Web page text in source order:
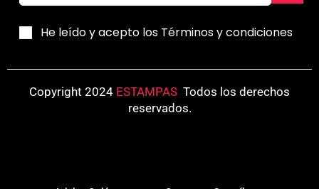
He leído y acepto los Términos y condiciones
Copyright 2024 ESTAMPAS Todos los derechos
reservados.